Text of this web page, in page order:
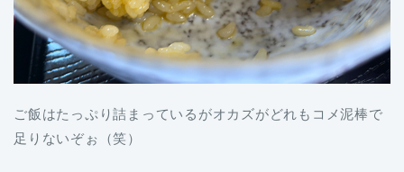
ご飯はたっぷり詰まっているがオカズがどれもコメ泥棒で
足りないぞぉ（笑）